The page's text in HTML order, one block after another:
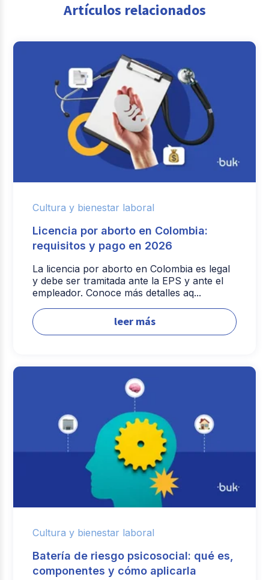
Artículos relacionados
Cultura y bienestar laboral
Licencia por aborto en Colombia:
requisitos y pago en 2026
La licencia por aborto en Colombia es legal
y debe ser tramitada ante la EPS y ante el
empleador. Conoce más detalles aq...
leer más
Cultura y bienestar laboral
Batería de riesgo psicosocial: qué es,
componentes y cómo aplicarla